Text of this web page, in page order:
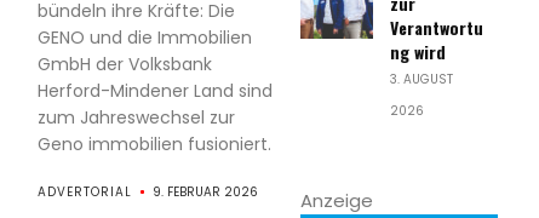
bündeln ihre Kräfte: Die
GENO und die Immobilien
GmbH der Volksbank
Herford-Mindener Land sind
zum Jahreswechsel zur
Geno immobilien fusioniert.
ADVERTORIAL 9. FEBRUAR 2026
Verantwortu
ng wird
3. AUGUST
2026
Anzeige